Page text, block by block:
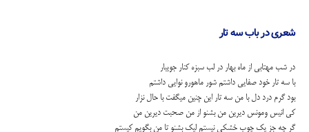
شعری در باب سه تار
در شب مهتابی از ماه بهار در لب سبزه کنار جویبار
با سه تار خود صفایی داشتم شور ماهورو نوایی داشتم
بود گرم درد دل با من سه تار این چنین میگفت با حال نزار
کی انیس ومونس دیرین من بشنو از من صحبت دیرین من
گر چه جز یک چوب خشکی نیستم لیک بشنو تا من بگویم کیستم